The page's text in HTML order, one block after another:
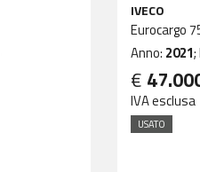
IVECO
Eurocargo
Anno: 2021;
€
IVA esclusa
USATO